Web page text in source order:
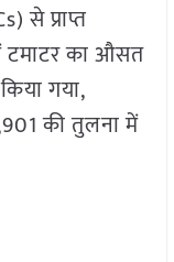
से प्राप्त
का औसत
गया,
की तुलना में